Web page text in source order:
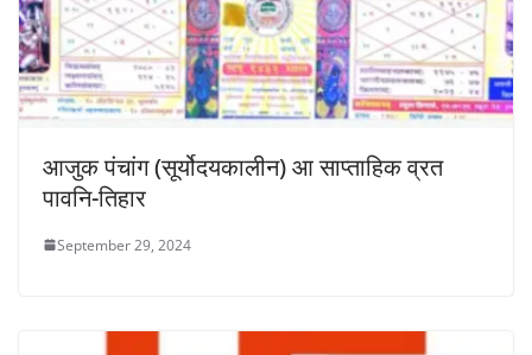
आजुक पंचांग (सूर्योदयकालीन) आ साप्ताहिक व्रत
पावनि-तिहार
September 29, 2024